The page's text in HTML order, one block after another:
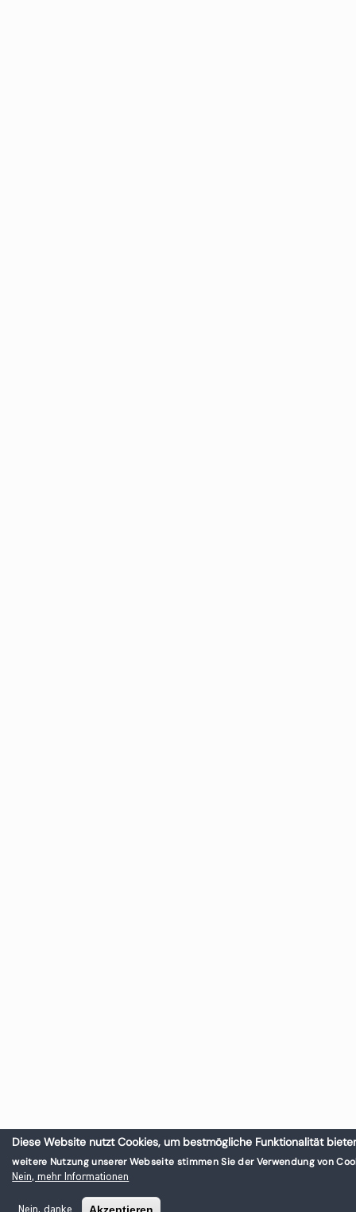
Diese Website nutzt Cookies, um bestmögliche Funktionalität
weitere Nutzung unserer Webseite stimmen Sie der Verwendung von
Nein, mehr Informationen
Nein, danke